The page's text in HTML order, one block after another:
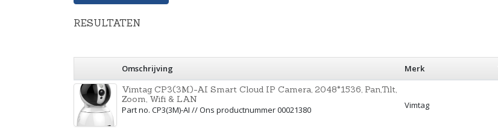
RESULTATEN
Omschrijving Merk
Vimtag CP3(3M)-AI Smart Cloud IP Camera, 2048*1536, Pan,Tilt,
Zoom, Wifi & LAN
Part no. CP3(3M)-AI // Ons productnummer 00021380
Vimtag